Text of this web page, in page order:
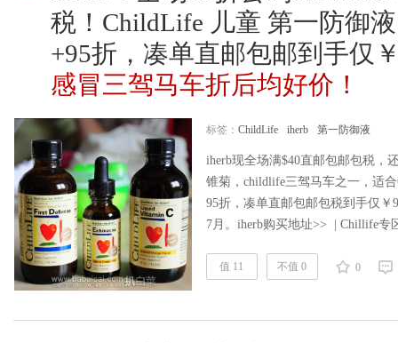
税！ChildLife 儿童 第一防御
+95折，凑单直邮包邮到手仅
感冒三驾马车折后均好价！
标签： ChildLife iherb 第一防御液
iherb现全场满$40直邮包邮包税，
锥菊，childlife三驾马车之一，适
95折，凑单直邮包邮包税到手仅￥
7月。iherb购买地址>> | Chillife
华，贯叶连翘，落叶松，还加入
值 11 不值 0 0